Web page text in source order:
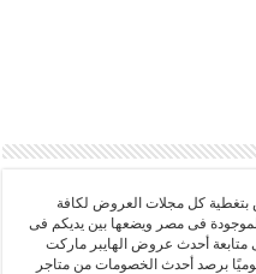
كل مجلات العروض لكافة
فى مصر ويضعها بين يديكم فى
أحدث عروض الهايبر ماركت
برصد أحدث الخصومات من متاجر